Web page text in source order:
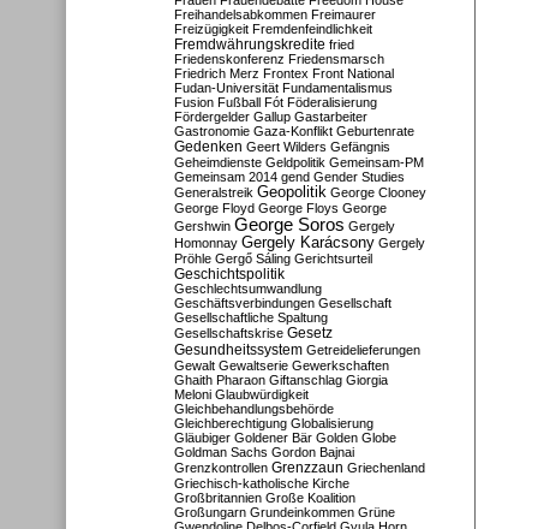
Freihandelsabkommen Freimaurer
Freizügigkeit Fremdenfeindlichkeit
Fremdwährungskredite fried
Friedenskonferenz Friedensmarsch
Friedrich Merz Frontex Front National
Fudan-Universität Fundamentalismus
Fusion Fußball Fót Föderalisierung
Fördergelder Gallup Gastarbeiter
Gastronomie Gaza-Konflikt Geburtenrate
Gedenken Geert Wilders Gefängnis
Geheimdienste Geldpolitik Gemeinsam-PM
Gemeinsam 2014 gend Gender Studies
Generalstreik Geopolitik George Clooney
George Floyd George Floys George
Gershwin George Soros Gergely
Homonnay Gergely Karácsony Gergely
Pröhle Gergő Sáling Gerichtsurteil
Geschichtspolitik
Geschlechtsumwandlung
Geschäftsverbindungen Gesellschaft
Gesellschaftliche Spaltung
Gesellschaftskrise Gesetz
Gesundheitssystem Getreidelieferungen
Gewalt Gewaltserie Gewerkschaften
Ghaith Pharaon Giftanschlag Giorgia
Meloni Glaubwürdigkeit
Gleichbehandlungsbehörde
Gleichberechtigung Globalisierung
Gläubiger Goldener Bär Golden Globe
Goldman Sachs Gordon Bajnai
Grenzkontrollen Grenzzaun Griechenland
Griechisch-katholische Kirche
Großbritannien Große Koalition
Großungarn Grundeinkommen Grüne